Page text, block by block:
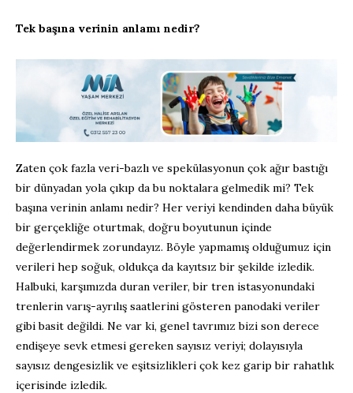
Tek başına verinin anlamı nedir?
Zaten çok fazla veri-bazlı ve spekülasyonun çok ağır bastığı
bir dünyadan yola çıkıp da bu noktalara gelmedik mi? Tek
başına verinin anlamı nedir? Her veriyi kendinden daha büyük
bir gerçekliğe oturtmak, doğru boyutunun içinde
değerlendirmek zorundayız. Böyle yapmamış olduğumuz için
verileri hep soğuk, oldukça da kayıtsız bir şekilde izledik.
Halbuki, karşımızda duran veriler, bir tren istasyonundaki
trenlerin varış-ayrılış saatlerini gösteren panodaki veriler
gibi basit değildi. Ne var ki, genel tavrımız bizi son derece
endişeye sevk etmesi gereken sayısız veriyi; dolayısıyla
sayısız dengesizlik ve eşitsizlikleri çok kez garip bir rahatlık
içerisinde izledik.